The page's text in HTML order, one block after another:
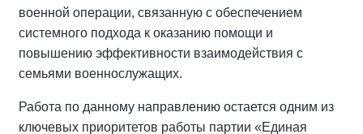
военной операции, связанную с обеспечением
системного подхода к оказанию помощи и
повышению эффективности взаимодействия с
семьями военнослужащих.
Работа по данному направлению остается одним из
ключевых приоритетов работы партии «Единая